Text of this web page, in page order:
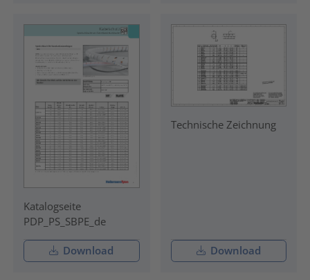
Katalogseite
PDP_PS_SBPE_de
Download
Technische Zeichnung
Download